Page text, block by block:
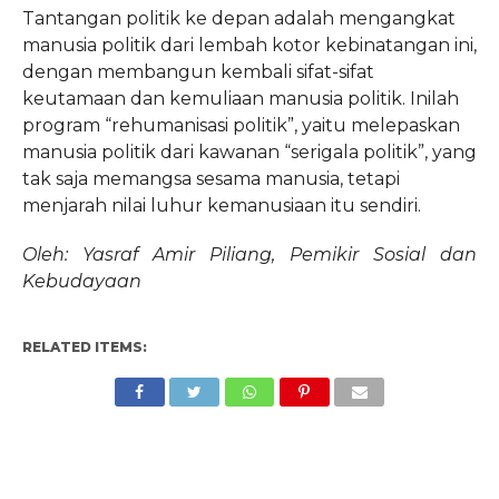
Tantangan politik ke depan adalah mengangkat
manusia politik dari lembah kotor kebinatangan ini,
dengan membangun kembali sifat-sifat
keutamaan dan kemuliaan manusia politik. Inilah
program “rehumanisasi politik”, yaitu melepaskan
manusia politik dari kawanan “serigala politik”, yang
tak saja memangsa sesama manusia, tetapi
menjarah nilai luhur kemanusiaan itu sendiri.
Oleh: Yasraf Amir Piliang, Pemikir Sosial dan
Kebudayaan
RELATED ITEMS: